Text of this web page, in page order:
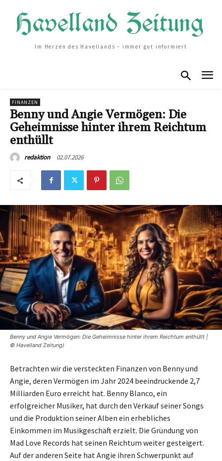
Im Herzen des Havellands – immer gut informiert
FINANZEN
Benny und Angie Vermögen: Die
Geheimnisse hinter ihrem Reichtum
enthüllt
redaktion 02.07.2026
Benny und Angie Vermögen: Die Geheimnisse hinter ihrem Reichtum enthüllt |
© Havelland Zeitung)
Betrachten wir die versteckten Finanzen von Benny und
Angie, deren Vermögen im Jahr 2024 beeindruckende 2,7
Milliarden Euro erreicht hat. Benny Blanco, ein
erfolgreicher Musiker, hat durch den Verkauf seiner Songs
und die Produktion seiner Alben ein erhebliches
Einkommen im Musikgeschäft erzielt. Die Gründung von
Mad Love Records hat seinen Reichtum weiter gesteigert.
Auf der anderen Seite hat Angie ihren Schwerpunkt auf